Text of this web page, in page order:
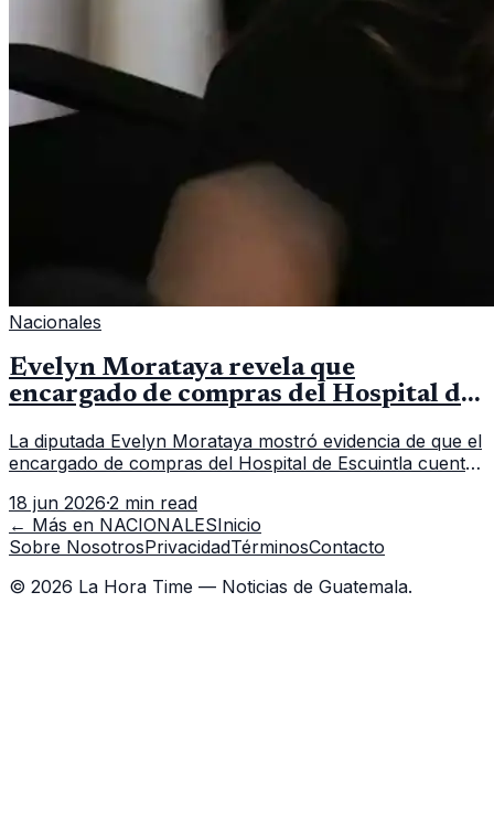
Nacionales
Evelyn Morataya revela que
encargado de compras del Hospital de
La diputada Evelyn Morataya mostró evidencia de que el
encargado de compras del Hospital de Escuintla cuenta
capacitación en la capital.
18 jun 2026·2 min read
← Más en NACIONALESInicio
Sobre NosotrosPrivacidadTérminosContacto
© 2026 La Hora Time — Noticias de Guatemala.